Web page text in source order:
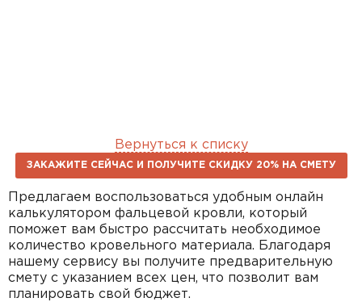
Вернуться к списку
ЗАКАЖИТЕ СЕЙЧАС И ПОЛУЧИТЕ СКИДКУ 20% НА СМЕТУ
Предлагаем воспользоваться удобным онлайн
калькулятором фальцевой кровли, который
поможет вам быстро рассчитать необходимое
количество кровельного материала. Благодаря
нашему сервису вы получите предварительную
смету с указанием всех цен, что позволит вам
планировать свой бюджет.